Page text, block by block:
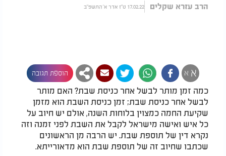
הרב עזרא שקלים 17.02.22 ט"ז אדר א' התשפ"ב
א א הוספת תגובה
כמה זמן מותר לבשל אחר כניסת שבת? האם מותר
לבשל אחר כניסת שבת; זמן כניסת השבת הוא מזמן
שקיעת החמה כמצוין בלוחות השנה, אולם יש חיוב על
כל איש ואישה מישראל לקבל את השבת לפני זמנה וזה
נקרא דין של תוספת שבת. יש הרבה מן הראשונים
שכתבו שחיוב זה של תוספת שבת הוא מדאורייתא.